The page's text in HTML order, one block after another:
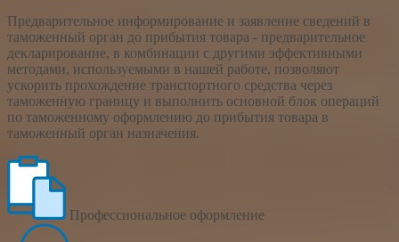
Предварительное информирование и заявление сведений в
таможенный орган до прибытия товара - предварительное
декларирование, в комбинации с другими эффективными
методами, используемыми в нашей работе, позволяют
ускорить прохождение транспортного средства через
таможенную границу и выполнить основной блок операций
по таможенному оформлению до прибытия товара в
таможенный орган назначения.
Профессиональное оформление